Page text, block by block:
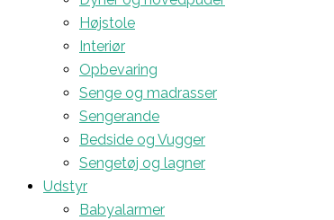
Højstole
Interiør
Opbevaring
Senge og madrasser
Sengerande
Bedside og Vugger
Sengetøj og lagner
Udstyr
Babyalarmer